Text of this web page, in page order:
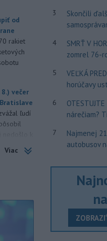
od
rakiet
večer
ľudí
v
podľa
Viac
3
Skončili
4
SMRŤ V
zomrel 76-
5
VEĽKÁ
horúčavy
6
nárečiam?
7
Najmenej
autobusov